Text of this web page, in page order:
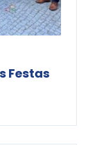
Festas